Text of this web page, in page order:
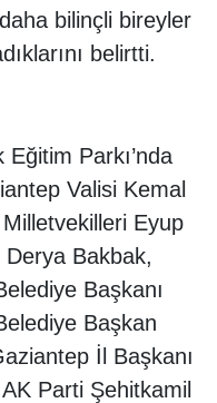
bilinçli bireyler
belirtti.
Parkı’nda
Valisi Kemal
Eyup
Bakbak,
Başkanı
Başkan
İl Başkanı
Parti Şehitkamil